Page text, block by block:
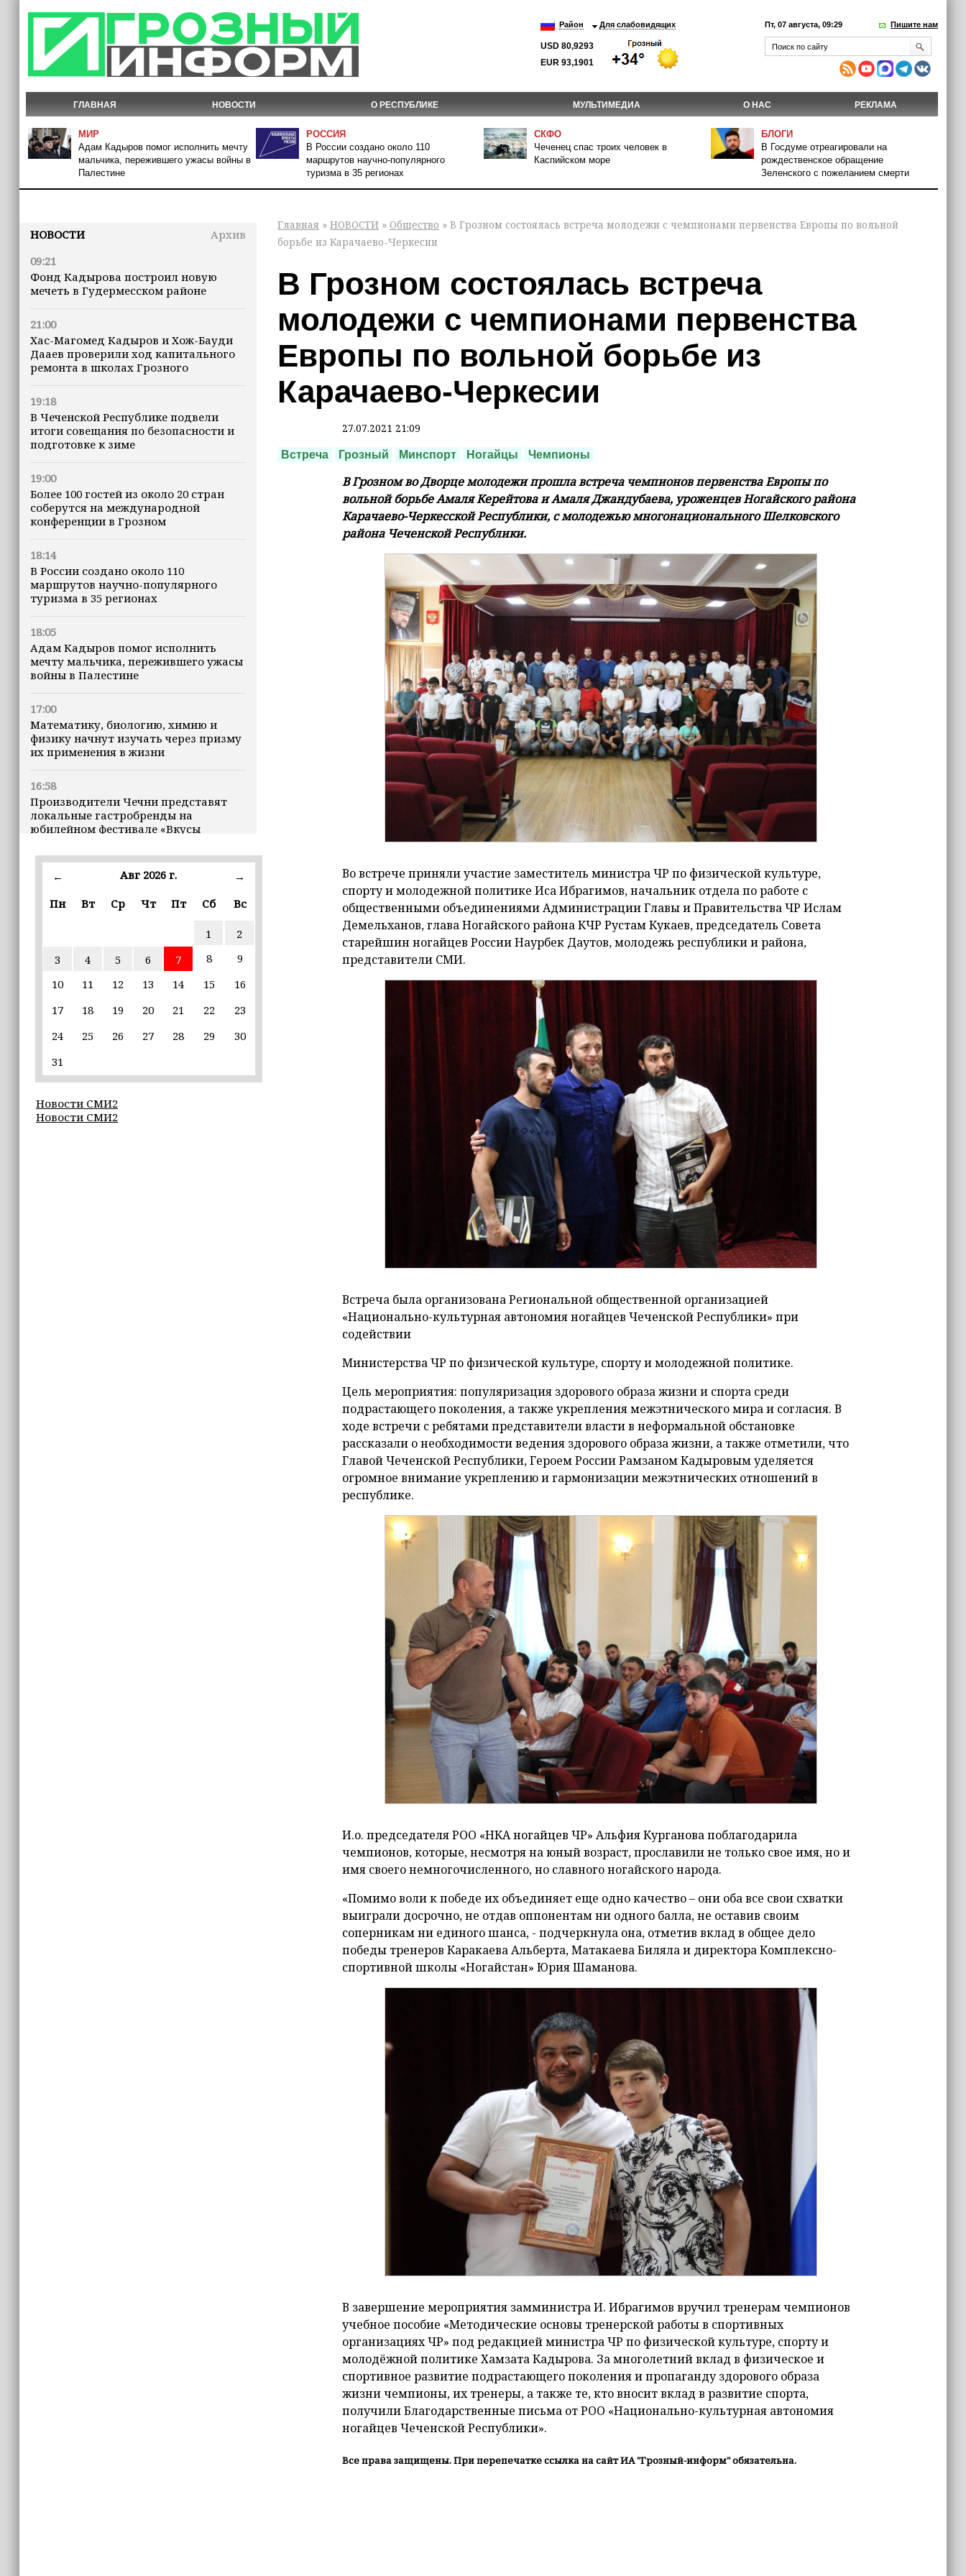
Район Для слабовидящих
USD 80,9293
EUR 93,1901
Пт, 07 августа, 09:29 Пишите нам
ГЛАВНАЯ НОВОСТИ О РЕСПУБЛИКЕ МУЛЬТИМЕДИА О НАС РЕКЛАМА
МИР
Адам Кадыров помог исполнить мечту
мальчика, пережившего ужасы войны в
Палестине
РОССИЯ
В России создано около 110
маршрутов научно-популярного
туризма в 35 регионах
СКФО
Чеченец спас троих человек в
Каспийском море
БЛОГИ
В Госдуме отреагировали на
рождественское обращение
Зеленского с пожеланием смерти
НОВОСТИ
Архив
09:21
Фонд Кадырова построил новую
мечеть в Гудермесском районе
21:00
Хас-Магомед Кадыров и Хож-Бауди
Дааев проверили ход капитального
ремонта в школах Грозного
19:18
В Чеченской Республике подвели
итоги совещания по безопасности и
подготовке к зиме
19:00
Более 100 гостей из около 20 стран
соберутся на международной
конференции в Грозном
18:14
В России создано около 110
маршрутов научно-популярного
туризма в 35 регионах
18:05
Адам Кадыров помог исполнить
мечту мальчика, пережившего ужасы
войны в Палестине
17:00
Математику, биологию, химию и
физику начнут изучать через призму
их применения в жизни
16:58
Производители Чечни представят
локальные гастробренды на
юбилейном фестивале «Вкусы
16:50
кандидатом на должность Главы ЧР
Почему кошки заранее чувствуют
землетрясения, рассказала
ветеринар
16:12
Владимир Машков высоко оценил
«Федерация» (+видео)
Неделя популяризации грудного
вскармливания: что важно знать
← Авг 2026 г.
→
Пн
Вт Ср Чт Пт Сб Вс
1
2
3
4 5 6 7 8
9
10
11 12 13 14 15
16
17
18 19 20 21 22
23
24
25 26 27 28 29
30
31
Новости СМИ2
Новости СМИ2
Главная » НОВОСТИ » Общество » В Грозном состоялась встреча молодежи с чемпионами первенства Европы по вольной
борьбе из Карачаево-Черкесии
В Грозном состоялась встреча
молодежи с чемпионами первенства
Европы по вольной борьбе из
Карачаево-Черкесии
27.07.2021 21:09
Встреча Грозный Минспорт Ногайцы Чемпионы
В Грозном во Дворце молодежи прошла встреча чемпионов первенства Европы по
вольной борьбе Амаля Керейтова и Амаля Джандубаева, уроженцев Ногайского района
Карачаево-Черкесской Республики, с молодежью многонационального Шелковского
района Чеченской Республики.
Во встрече приняли участие заместитель министра ЧР по физической культуре,
спорту и молодежной политике Иса Ибрагимов, начальник отдела по работе с
общественными объединениями Администрации Главы и Правительства ЧР Ислам
Демельханов, глава Ногайского района КЧР Рустам Кукаев, председатель Совета
старейшин ногайцев России Наурбек Даутов, молодежь республики и района,
представители СМИ.
Встреча была организована Региональной общественной организацией
«Национально-культурная автономия ногайцев Чеченской Республики» при
содействии
Министерства ЧР по физической культуре, спорту и молодежной политике.
Цель мероприятия: популяризация здорового образа жизни и спорта среди
подрастающего поколения, а также укрепления межэтнического мира и согласия. В
ходе встречи с ребятами представители власти в неформальной обстановке
рассказали о необходимости ведения здорового образа жизни, а также отметили, что
Главой Чеченской Республики, Героем России Рамзаном Кадыровым уделяется
огромное внимание укреплению и гармонизации межэтнических отношений в
республике.
И.о. председателя РОО «НКА ногайцев ЧР» Альфия Курганова поблагодарила
чемпионов, которые, несмотря на юный возраст, прославили не только свое имя, но и
имя своего немногочисленного, но славного ногайского народа.
«Помимо воли к победе их объединяет еще одно качество – они оба все свои схватки
выиграли досрочно, не отдав оппонентам ни одного балла, не оставив своим
соперникам ни единого шанса, - подчеркнула она, отметив вклад в общее дело
победы тренеров Каракаева Альберта, Матакаева Биляла и директора Комплексно-
спортивной школы «Ногайстан» Юрия Шаманова.
В завершение мероприятия замминистра И. Ибрагимов вручил тренерам чемпионов
учебное пособие «Методические основы тренерской работы в спортивных
организациях ЧР» под редакцией министра ЧР по физической культуре, спорту и
молодёжной политике Хамзата Кадырова. За многолетний вклад в физическое и
спортивное развитие подрастающего поколения и пропаганду здорового образа
жизни чемпионы, их тренеры, а также те, кто вносит вклад в развитие спорта,
получили Благодарственные письма от РОО «Национально-культурная автономия
ногайцев Чеченской Республики».
Все права защищены. При перепечатке ссылка на сайт ИА "Грозный-информ" обязательна.